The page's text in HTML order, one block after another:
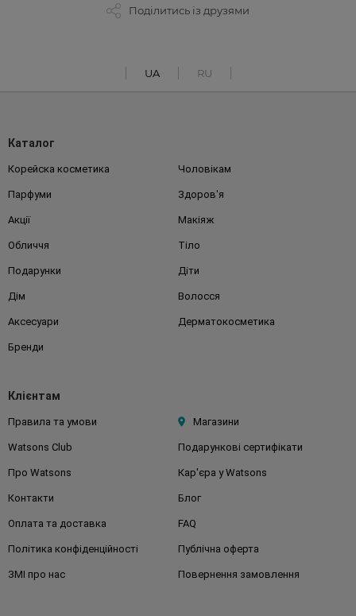
Поділитись із друзями
UA RU
Каталог
Корейска косметика Чоловікам
Парфуми Здоров'я
Акції Макіяж
Обличчя Тіло
Подарунки Діти
Дім Волосся
Аксесуари Дерматокосметика
Бренди
Клієнтам
Правила та умови Магазини
Watsons Club Подарункові сертифікати
Про Watsons Кар'єра у Watsons
Контакти Блог
Оплата та доставка FAQ
Політика конфіденційності Публічна оферта
ЗМІ про нас Повернення замовлення